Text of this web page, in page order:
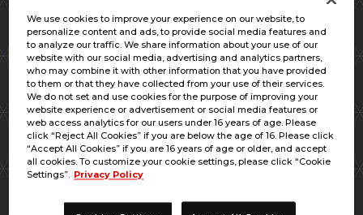
1
北海道
ヒラ
Lv.44 28,914pt
でしゃばり後方支援
でしゃばり後方支援
でしゃばり後方支援
ディノスパーク帯広
三重県
We use cookies to improve your experience on our website, to
personalize content and ads, to provide social media features and
to analyze our traffic. We share information about your use of our
website with our social media, advertising and analytics partners,
who may combine it with other information that you have provided
to them or that they have collected from your use of their services.
We do not set and use cookies for the purpose of improving your
website experience or advertisement or social media features or
web access analytics for our users under 16 years of age. Please
click “Reject All Cookies” if you are below the age of 16. Please click
“Accept All Cookies” if you are 16 years of age or older, and accept
all cookies. To customize your cookie settings, please click “Cookie
Settings”. Privacy Policy